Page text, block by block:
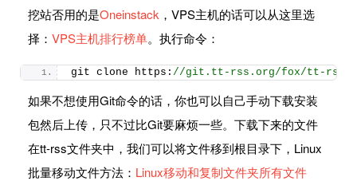
挖站否用的是Oneinstack ，VPS主机的话可以从这里选
择： VPS主机排行榜单。执行命令：
git clone https: //git.tt-rss.org/fox/tt-
如果不想使用Git命令的话，你也可以自己手动下载安装
包然后上传，只不过比Git要麻烦一些。下载下来的文件
在tt-rss文件夹中，我们可以将文件移到根目录下，Linux
批量移动文件方法： Linux移动和复制文件夹所有文件